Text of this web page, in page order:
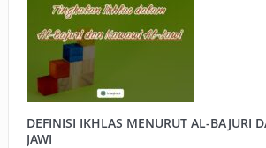
DEFINISI IKHLAS MENURUT AL-BAJURI
JAWI